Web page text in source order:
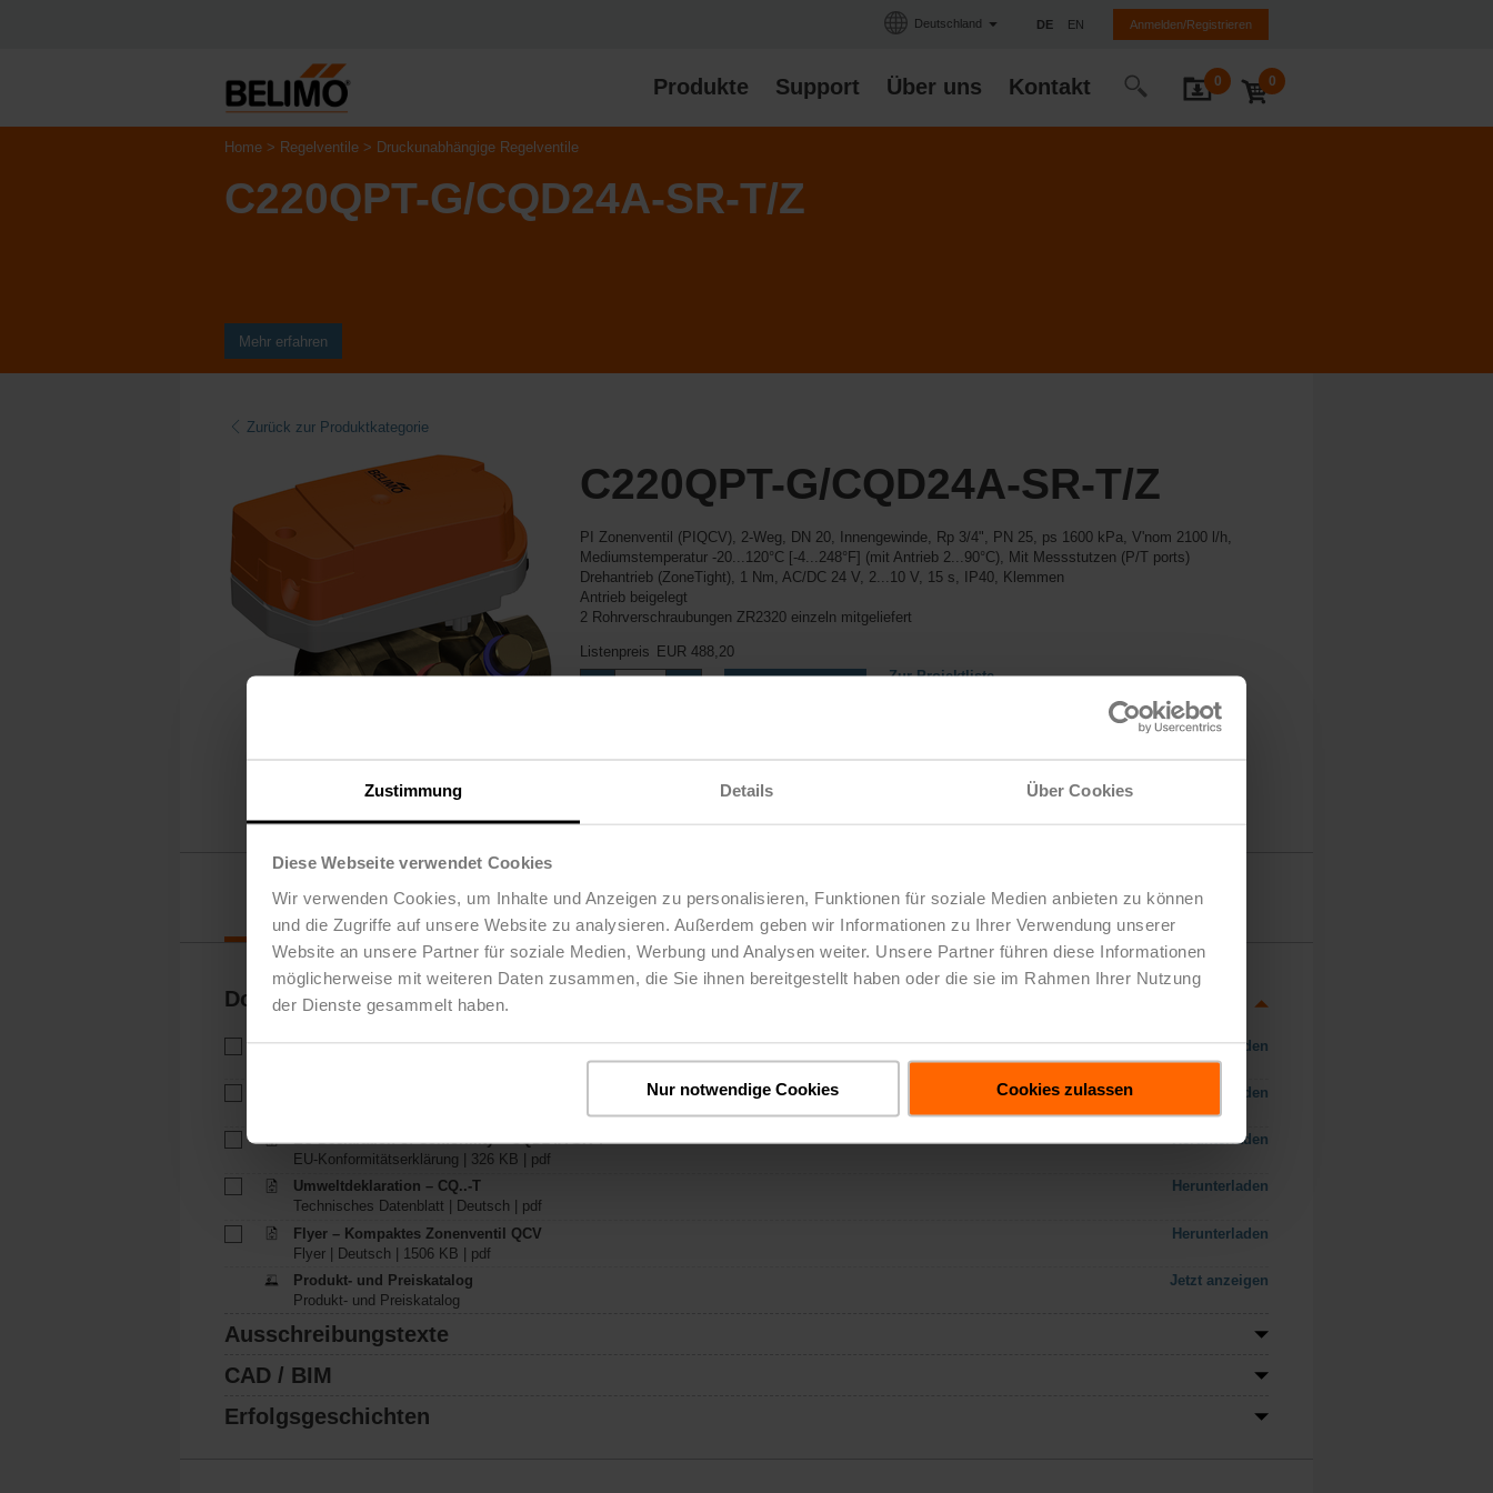
Zustimmung Details Über Cookies
Diese Webseite verwendet Cookies
Wir verwenden Cookies, um Inhalte und Anzeigen zu personalisieren, Funktionen für soziale Medien anbieten zu können
und die Zugriffe auf unsere Website zu analysieren. Außerdem geben wir Informationen zu Ihrer Verwendung unserer
Website an unsere Partner für soziale Medien, Werbung und Analysen weiter. Unsere Partner führen diese Informationen
möglicherweise mit weiteren Daten zusammen, die Sie ihnen bereitgestellt haben oder die sie im Rahmen Ihrer Nutzung
der Dienste gesammelt haben.
Nur notwendige Cookies Cookies zulassen
Deutschland DE EN Anmelden/Registrieren
Produkte Support Über uns Kontakt 0 0
Home Regelventile Druckunabhängige Regelventile
C220QPT-G/CQD24A-SR-T/Z
Mehr erfahren
Zurück zur Produktkategorie
C220QPT-G/CQD24A-SR-T/Z
PI Zonenventil (PIQCV), 2-Weg, DN 20, Innengewinde, Rp 3/4", PN 25, ps 1600 kPa, V'nom 2100 l/h,
Mediumstemperatur -20...120°C [-4...248°F] (mit Antrieb 2...90°C), Mit Messstutzen (P/T ports)
Drehantrieb (ZoneTight), 1 Nm, AC/DC 24 V, 2...10 V, 15 s, IP40, Klemmen
Antrieb beigelegt
2 Rohrverschraubungen ZR2320 einzeln mitgeliefert
Listenpreis EUR 488,20
Zur Projektliste
Downloads Zubehör Details
Dokumentation
Technisches Datenblatt – CQD24A-SR-T
Technisches Datenblatt | Deutsch | 1369 KB | pdf
Herunterladen
Herunterladen
EU Declaration of Conformity – CQD24A-SR-T
EU-Konformitätserklärung | 326 KB | pdf
Herunterladen
Umweltdeklaration – CQ..-T
Technisches Datenblatt | Deutsch | pdf
Herunterladen
Flyer – Kompaktes Zonenventil QCV
Flyer | Deutsch | 1506 KB | pdf
Herunterladen
Produkt- und Preiskatalog
Produkt- und Preiskatalog
Jetzt anzeigen
Ausschreibungstexte
CAD / BIM
Erfolgsgeschichten